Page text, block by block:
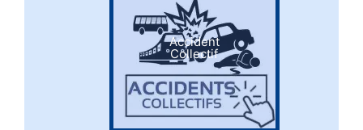
Accident
Collectif